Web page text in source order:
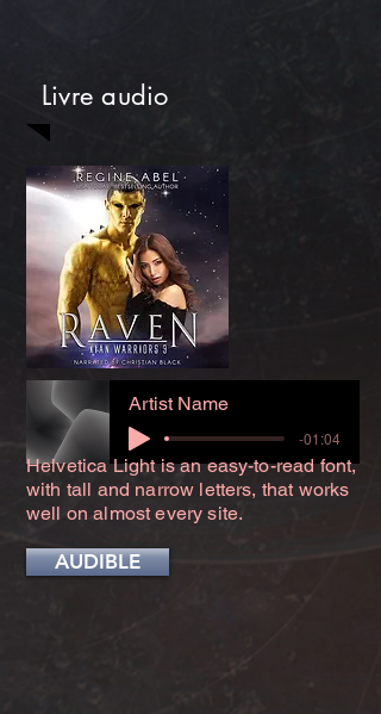
Livre audio
Artist Name
-01:04
Helvetica Light is an easy-to-read font,
with tall and narrow letters, that works
well on almost every site.
AUDIBLE